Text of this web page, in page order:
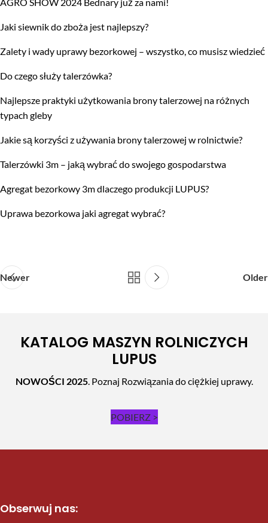
Jaki siewnik do zboża jest najlepszy?
Zalety i wady uprawy bezorkowej – wszystko, co musisz wiedzieć
Do czego służy talerzówka?
Najlepsze praktyki użytkowania brony talerzowej na różnych
typach gleby
Jakie są korzyści z używania brony talerzowej w rolnictwie?
Talerzówki 3m – jaką wybrać do swojego gospodarstwa
Agregat bezorkowy 3m dlaczego produkcji LUPUS?
Uprawa bezorkowa jaki agregat wybrać?
Newer Older
KATALOG MASZYN ROLNICZYCH
LUPUS
NOWOŚCI 2025. Poznaj Rozwiązania do ciężkiej uprawy.
POBIERZ >
Obserwuj nas: